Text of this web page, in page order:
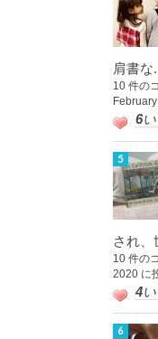
肩書な
10 件の
6い
され、
10 件の
2020 に
4